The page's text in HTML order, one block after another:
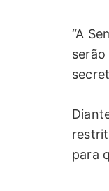
“A
para